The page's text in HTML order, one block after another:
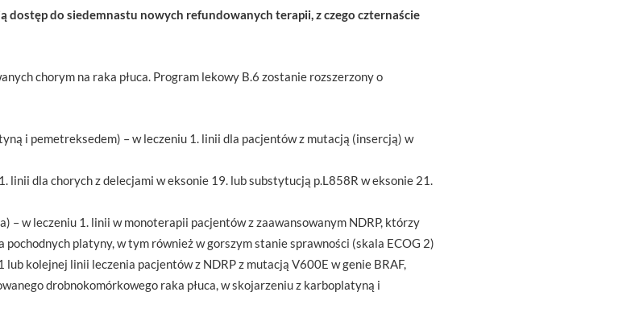
dostęp do siedemnastu nowych refundowanych terapii, z czego czternaście
chorym na raka płuca. Program lekowy B.6 zostanie rozszerzony o
i pemetreksedem) – w leczeniu 1. linii dla pacjentów z mutacją (insercją) w
linii dla chorych z delecjami w eksonie 19. lub substytucją p.L858R w eksonie 21.
– w leczeniu 1. linii w monoterapii pacjentów z zaawansowanym NDRP, którzy
platyny, w tym również w gorszym stanie sprawności (skala ECOG 2)
lub kolejnej linii leczenia pacjentów z NDRP z mutacją V600E w genie BRAF,
drobnokomórkowego raka płuca, w skojarzeniu z karboplatyną i